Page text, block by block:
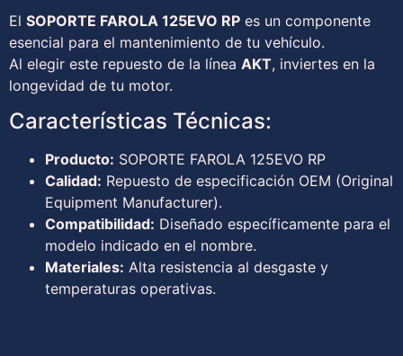
El SOPORTE FAROLA 125EVO RP es un componente
esencial para el mantenimiento de tu vehículo.
Al elegir este repuesto de la línea AKT, inviertes en la
longevidad de tu motor.
Características Técnicas:
Producto: SOPORTE FAROLA 125EVO RP
Calidad: Repuesto de especificación OEM (Original
Equipment Manufacturer).
Compatibilidad: Diseñado específicamente para el
modelo indicado en el nombre.
Materiales: Alta resistencia al desgaste y
temperaturas operativas.